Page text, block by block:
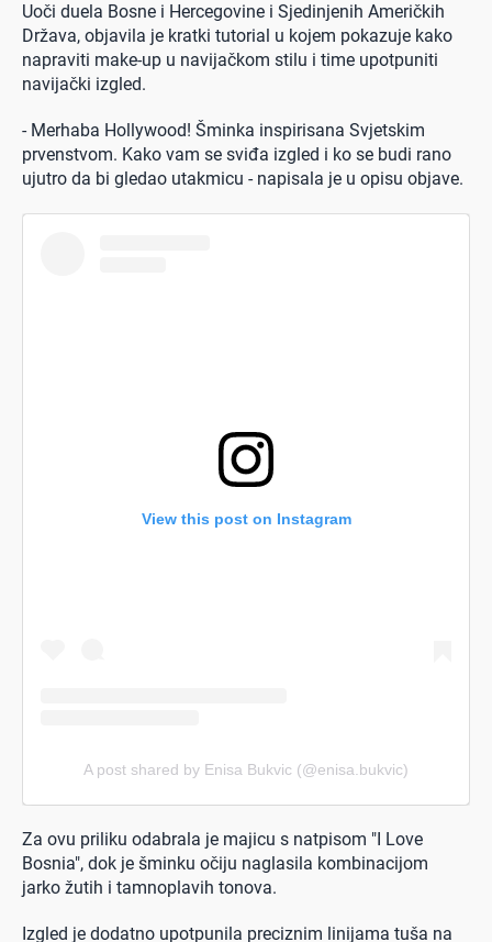
Uoči duela Bosne i Hercegovine i Sjedinjenih Američkih
Država, objavila je kratki tutorial u kojem pokazuje kako
napraviti make-up u navijačkom stilu i time upotpuniti
navijački izgled.
- Merhaba Hollywood! Šminka inspirisana Svjetskim
prvenstvom. Kako vam se sviđa izgled i ko se budi rano
ujutro da bi gledao utakmicu - napisala je u opisu objave.
View this post on Instagram
A post shared by Enisa Bukvic (@enisa.bukvic)
Za ovu priliku odabrala je majicu s natpisom "I Love
Bosnia", dok je šminku očiju naglasila kombinacijom
jarko žutih i tamnoplavih tonova.
Izgled je dodatno upotpunila preciznim linijama tuša na